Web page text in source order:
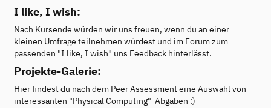
I like, I wish:
Nach Kursende würden wir uns freuen, wenn du an einer
kleinen Umfrage teilnehmen würdest und im Forum zum
passenden "I like, I wish" uns Feedback hinterlässt.
Projekte-Galerie:
Hier findest du nach dem Peer Assessment eine Auswahl von
interessanten "Physical Computing"-Abgaben :)